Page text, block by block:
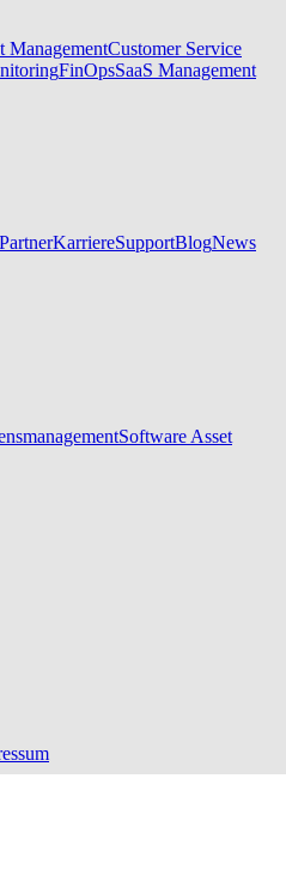
ManagementCustomer Service
FinOpsSaaS Management
PartnerKarriereSupportBlogNews
Software Asset